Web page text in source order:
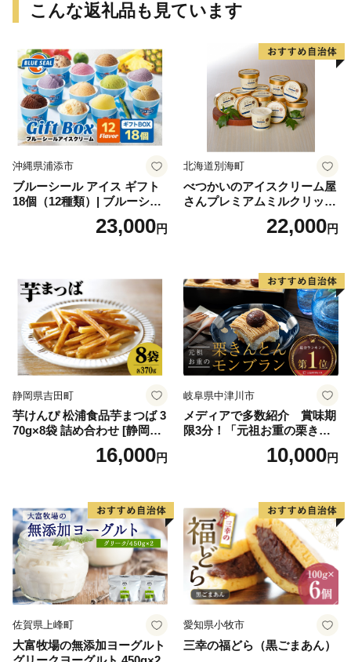
こんな返礼品も見ています
沖縄県浦添市
ブルーシール アイス ギフト
18個（12種類）| ブルーシー
ルアイス ブルーシールアイ
スクリーム 着日指定可能 送
誕生日 カップ 詰め合わせ バ
ラエティ | バニラ チョコレー
ト ストロベリー ピスタチオ
バニラ＆クッキー ウベ 沖縄
紅イモ 塩ちんすこう 沖縄シ
ークヮーサー 沖縄黒糖 琉球
ロイヤルミルクティ 沖縄パ
イン
23,000円
北海道別海町
べつかいのアイスクリーム屋
さんプレミアムミルクリッチ
12個（AP-01）（ 北海道アイ
ス 北海道産アイス アイス ア
道産アイス 道産アイスクリ
ーム ギフト 詰合せ 詰め合わ
せ ふるさと納税 ）
22,000円
静岡県吉田町
芋けんぴ 松浦食品芋まつば 3
70g×8袋 詰め合わせ [静岡伊
勢丹(松浦食品) 静岡県 吉田町
22424274] 芋ケンピ セット
16,000円
岐阜県中津川市
メディアで多数紹介 賞味期
限3分！「元祖お重の栗きん
とんモンブラン」 【未来の
ご褒美】スイーツ 栗 モンブ
子 菓子 F4N-2298
10,000円
佐賀県上峰町
大富牧場の無添加ヨーグルト
愛知県小牧市
三幸の福どら（黒ごまあん）